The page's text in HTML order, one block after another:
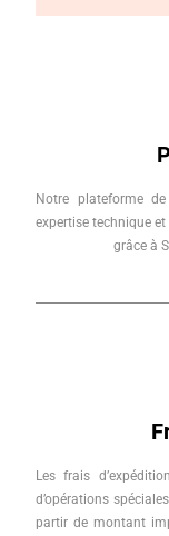
Notre plateforme
expertise technique
grâce à
Les frais
d’opérations
partir de montant